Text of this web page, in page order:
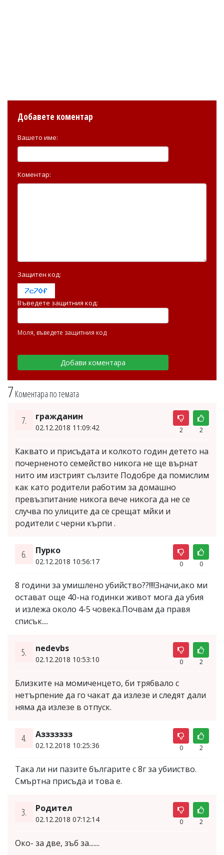
7 Коментара по темата
7. гражданин
02.12.2018 11:09:42 2 2
Каквато и присъдата и колкото годин детето на
почерненото семейство никога не ще върнат
нито им изстрият сълзите Подобре да помислим
как като родители работим за домашно
превъзпитание никога вече никога да не се
случва по улиците да се срещат мйки и
родители с черни кърпи .
6. Пурко
02.12.2018 10:56:17 0 0
8 години за умишлено убийство??!!!!Значи,ако ми
остават още 40-на годинки живот мога да убия
и излежа около 4-5 човека.Почвам да правя
списък....
5. nedevbs
02.12.2018 10:53:10 0 2
Близките на момиченцето, би трябвало с
нетърпение да го чакат да излезе и следят дали
няма да излезе в отпуск.
4. Аззззззз
02.12.2018 10:25:36 0 2
Така ли ни пазите българите с 8г за убииство.
Смъртна присъда и това е.
3. Родител
02.12.2018 07:12:14 0 2
Око- за две, зъб за.......
Добавете коментар
Вашето име:
Коментар:
Защитен код:
Въведете защитния код:
Моля, въведете защитния код